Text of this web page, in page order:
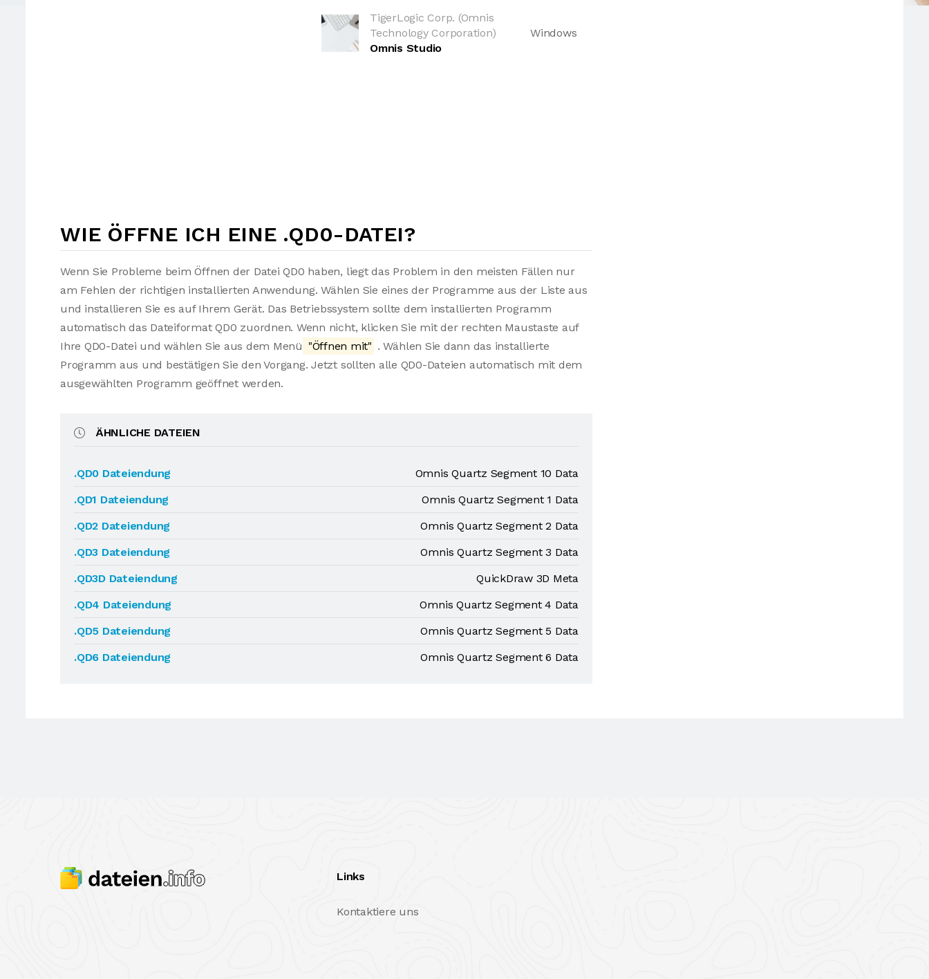
TigerLogic Corp. (Omnis
Technology Corporation)
Omnis Studio
Windows
WIE ÖFFNE ICH EINE .QD0-DATEI?
Wenn Sie Probleme beim Öffnen der Datei QD0 haben, liegt das Problem in den meisten Fällen nur
am Fehlen der richtigen installierten Anwendung. Wählen Sie eines der Programme aus der Liste aus
und installieren Sie es auf Ihrem Gerät. Das Betriebssystem sollte dem installierten Programm
automatisch das Dateiformat QD0 zuordnen. Wenn nicht, klicken Sie mit der rechten Maustaste auf
Ihre QD0-Datei und wählen Sie aus dem Menü "Öffnen mit" . Wählen Sie dann das installierte
Programm aus und bestätigen Sie den Vorgang. Jetzt sollten alle QD0-Dateien automatisch mit dem
ausgewählten Programm geöffnet werden.
ÄHNLICHE DATEIEN
.QD0 Dateiendung
Omnis Quartz Segment 10 Data
.QD1 Dateiendung
Omnis Quartz Segment 1 Data
.QD2 Dateiendung
Omnis Quartz Segment 2 Data
.QD3 Dateiendung
Omnis Quartz Segment 3 Data
.QD3D Dateiendung
QuickDraw 3D Meta
.QD4 Dateiendung
Omnis Quartz Segment 4 Data
.QD5 Dateiendung
Omnis Quartz Segment 5 Data
.QD6 Dateiendung
Omnis Quartz Segment 6 Data
Links
Kontaktiere uns